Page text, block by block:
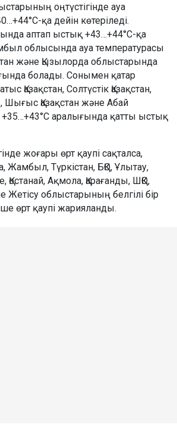
оңтүстігінде ауа
қа дейін көтеріледі.
аптап ыстық +43…+44°C-қа
облысында ауа температурасы
және Қызылорда облыстарында
болады. Сонымен қатар
Қазақстан, Солтүстік Қазақстан,
Шығыс Қазақстан және Абай
аралығында қатты ыстық
жоғары өрт қаупі сақталса,
Жамбыл, Түркістан, БҚО, Ұлытау,
Қостанай, Ақмола, Қарағанды, ШҚО,
облыстарының белгілі бір
өрт қаупі жарияланды.